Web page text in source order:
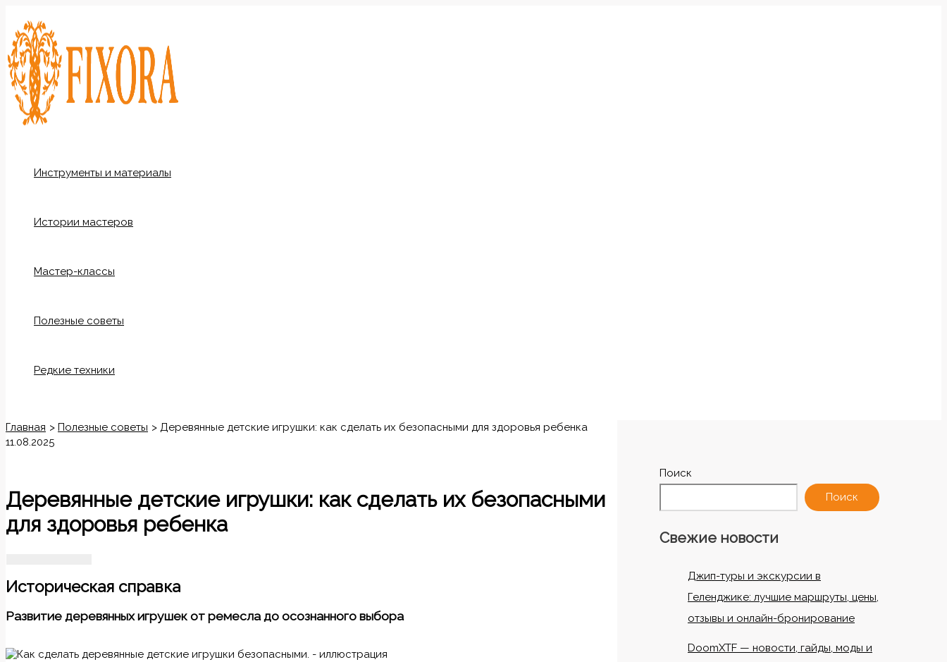
содержимому
Инструменты и материалы
Истории мастеров
Мастер-классы
Полезные советы
Редкие техники
Главная Полезные советы
Деревянные детские игрушки: как сделать их безопасными для здоровья ребенка
11.08.2025
Деревянные детские игрушки: как сделать их безопасными
для здоровья ребенка
Историческая справка
Развитие деревянных игрушек от ремесла до осознанного выбора
Поиск
Поиск
Свежие новости
Джип-туры и экскурсии в
Геленджике: лучшие маршруты, цены,
отзывы и онлайн-бронирование
DoomXTF — новости, гайды, моды и